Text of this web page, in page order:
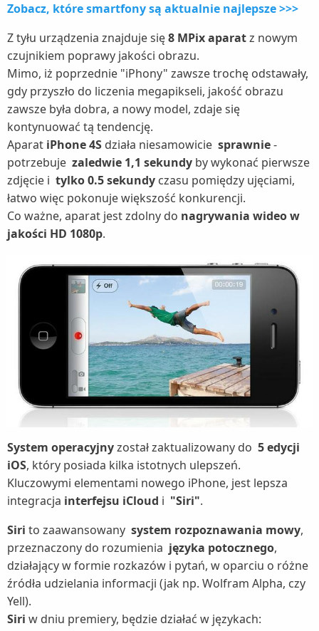
Zobacz, które smartfony są aktualnie najlepsze >>>
Z tyłu urządzenia znajduje się8 MPix aparatz nowym
czujnikiem poprawy jakości obrazu.
Mimo, iż poprzednie "iPhony" zawsze trochę odstawały,
gdy przyszło do liczenia megapikseli, jakość obrazu
zawsze była dobra, a nowy model, zdaje się
kontynuować tą tendencję.
Aparat iPhone 4S działa niesamowicie sprawnie-
potrzebuje zaledwie 1,1 sekundy by wykonać pierwsze
zdjęcie i tylko 0.5 sekundy czasu pomiędzy ujęciami,
łatwo więc pokonuje większość konkurencji.
Co ważne, aparat jest zdolny do nagrywania wideo w
jakości HD 1080p.
System operacyjnyzostał zaktualizowany do 5 edycji
iOS, który posiada kilka istotnych ulepszeń.
Kluczowymi elementami nowego iPhone, jest lepsza
integracja interfejsu iCloud i "Siri".
Siri to zaawansowany system rozpoznawania mowy,
przeznaczony do rozumienia języka potocznego,
działający w formie rozkazów i pytań, w oparciu o różne
źródła udzielania informacji (jak np. Wolfram Alpha, czy
Yell).
Siri w dniu premiery, będzie działać w językach: